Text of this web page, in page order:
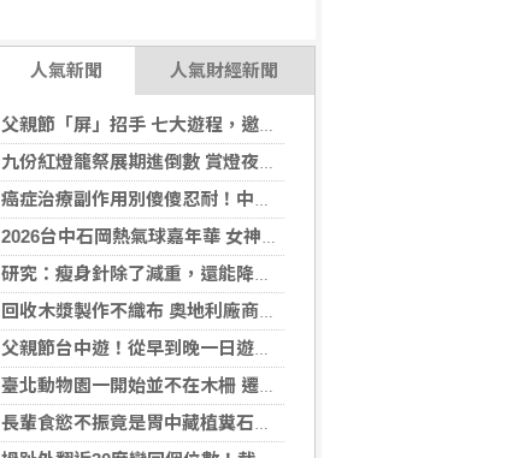
人氣新聞 人氣財經新聞
父親節「屏」招手 七大遊程，邀您陪爸爸一起過節「趣」！
九份紅燈籠祭展期進倒數 賞燈夜遊解謎集章「趣」！
癌症治療副作用別傻傻忍耐！中醫個人化體質調理 助癌友緩解疲憊與不適
2026台中石岡熱氣球嘉年華 女神台東天后宮媽祖以熱氣球造型、李多慧一起加持助陣
研究：瘦身針除了減重，還能降低罹癌機率
回收木漿製作不織布 奧地利廠商得獎
父親節台中遊！從早到晚一日遊行程推薦，美食、美景一次滿足！
臺北動物園一開始並不在木柵 遷園40周年之際，舉辧「與象同在、迎象未來」特展！
長輩食慾不振竟是胃中藏植糞石？醫用「可樂」化解危機